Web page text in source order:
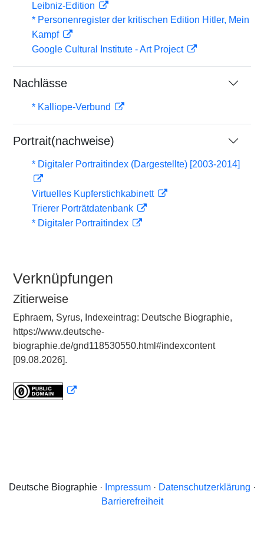
Leibniz-Edition
* Personenregister der kritischen Edition Hitler, Mein
Kampf
Google Cultural Institute - Art Project
Nachlässe
* Kalliope-Verbund
Portrait(nachweise)
* Digitaler Portraitindex (Dargestellte) [2003-2014]
Virtuelles Kupferstichkabinett
Trierer Porträtdatenbank
* Digitaler Portraitindex
Verknüpfungen
Zitierweise
Ephraem, Syrus, Indexeintrag: Deutsche Biographie,
https://www.deutsche-
biographie.de/gnd118530550.html#indexcontent
[09.08.2026].
Deutsche Biographie · Impressum· Datenschutzerklärung ·
Barrierefreiheit